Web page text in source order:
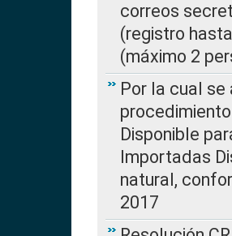
correos
(registro
(máximo 2
Por la cual
Disponible
Importadas
natural,
2017